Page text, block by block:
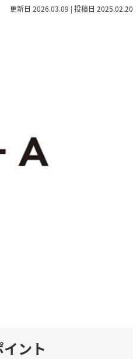
更新日 2026.03.09 | 投稿日 2025.02.20
ント